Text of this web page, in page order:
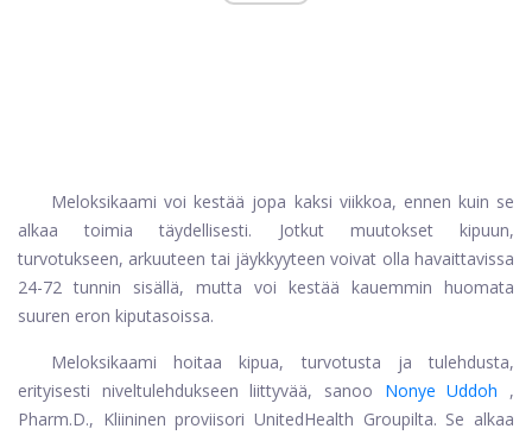
Meloksikaami voi kestää jopa kaksi viikkoa, ennen kuin se
alkaa toimia täydellisesti. Jotkut muutokset kipuun,
turvotukseen, arkuuteen tai jäykkyyteen voivat olla havaittavissa
24-72 tunnin sisällä, mutta voi kestää kauemmin huomata
suuren eron kiputasoissa.
Meloksikaami hoitaa kipua, turvotusta ja tulehdusta,
erityisesti niveltulehdukseen liittyvää, sanoo Nonye Uddoh ,
Pharm.D., Kliininen proviisori UnitedHealth Groupilta. Se alkaa